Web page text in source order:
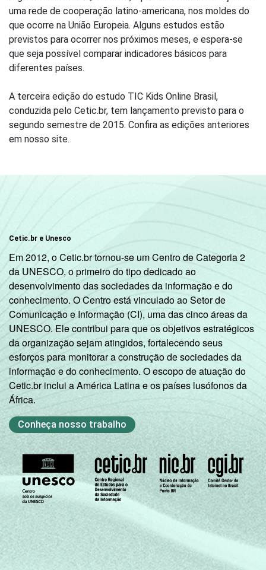
uma rede de cooperação latino-americana, nos moldes do
que ocorre na União Europeia. Alguns estudos estão
previstos para ocorrer nos próximos meses, e espera-se
que seja possível comparar indicadores básicos para
diferentes países.
A terceira edição do estudo TIC Kids Online Brasil,
conduzida pelo Cetic.br, tem lançamento previsto para o
segundo semestre de 2015. Confira as edições anteriores
em nosso site.
Cetic.br e Unesco
Em 2012, o Cetic.br tornou-se um Centro de Categoria 2
da UNESCO, o primeiro do tipo dedicado ao
desenvolvimento das sociedades da informação e do
conhecimento. O Centro está vinculado ao Setor de
Comunicação e Informação (CI), uma das cinco áreas da
UNESCO. Ele contribui para que os objetivos estratégicos
da organização sejam atingidos, fortalecendo seus
esforços para monitorar a construção de sociedades da
informação e do conhecimento. O escopo de atuação do
Cetic.br inclui a América Latina e os países lusófonos da
África.
Conheça nosso trabalho